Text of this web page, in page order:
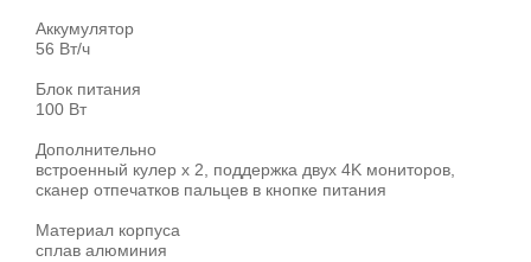
Аккумулятор
56 Вт/ч
Блок питания
100 Вт
Дополнительно
встроенный кулер x 2, поддержка двух 4K мониторов,
сканер отпечатков пальцев в кнопке питания
Материал корпуса
сплав алюминия